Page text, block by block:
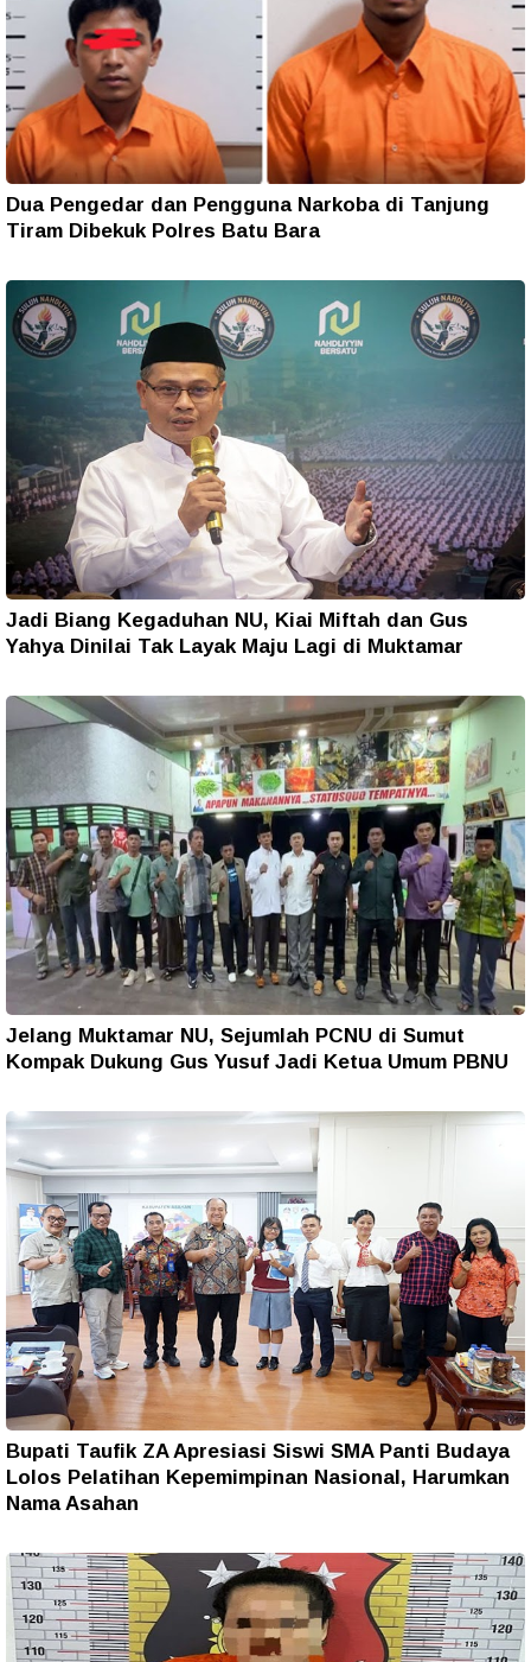
Dua Pengedar dan Pengguna Narkoba di Tanjung
Tiram Dibekuk Polres Batu Bara
Jadi Biang Kegaduhan NU, Kiai Miftah dan Gus
Yahya Dinilai Tak Layak Maju Lagi di Muktamar
Jelang Muktamar NU, Sejumlah PCNU di Sumut
Kompak Dukung Gus Yusuf Jadi Ketua Umum PBNU
Bupati Taufik ZA Apresiasi Siswi SMA Panti Budaya
Lolos Pelatihan Kepemimpinan Nasional, Harumkan
Nama Asahan